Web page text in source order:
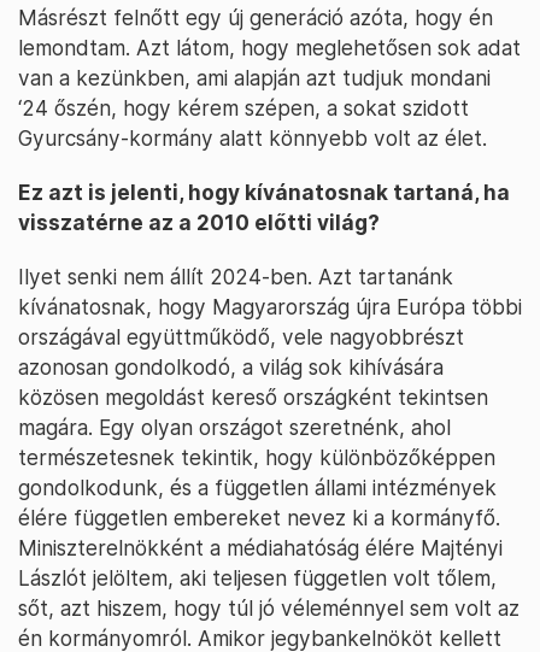
Másrészt felnőtt egy új generáció azóta, hogy én
lemondtam. Azt látom, hogy meglehetősen sok adat
van a kezünkben, ami alapján azt tudjuk mondani
‘24 őszén, hogy kérem szépen, a sokat szidott
Gyurcsány-kormány alatt könnyebb volt az élet.
Ez azt is jelenti, hogy kívánatosnak tartaná, ha
visszatérne az a 2010 előtti világ?
Ilyet senki nem állít 2024-ben. Azt tartanánk
kívánatosnak, hogy Magyarország újra Európa többi
országával együttműködő, vele nagyobbrészt
azonosan gondolkodó, a világ sok kihívására
közösen megoldást kereső országként tekintsen
magára. Egy olyan országot szeretnénk, ahol
természetesnek tekintik, hogy különbözőképpen
gondolkodunk, és a független állami intézmények
élére független embereket nevez ki a kormányfő.
Miniszterelnökként a médiahatóság élére Majtényi
Lászlót jelöltem, aki teljesen független volt tőlem,
sőt, azt hiszem, hogy túl jó véleménnyel sem volt az
én kormányomról. Amikor jegybankelnököt kellett